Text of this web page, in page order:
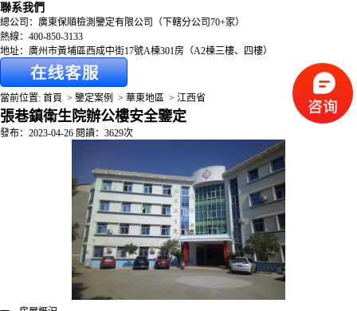
聯系我們
總公司：廣東保順檢測鑒定有限公司（下轄分公司70+家）
熱線：400-850-3133
地址：廣州市黃埔區西成中街17號A棟301房（A2棟三樓、四樓）
當前位置: 首頁 > 鑒定案例 > 華東地區 > 江西省
張巷鎮衛生院辦公樓安全鑒定
發布：2023-04-26 閱讀：3629次